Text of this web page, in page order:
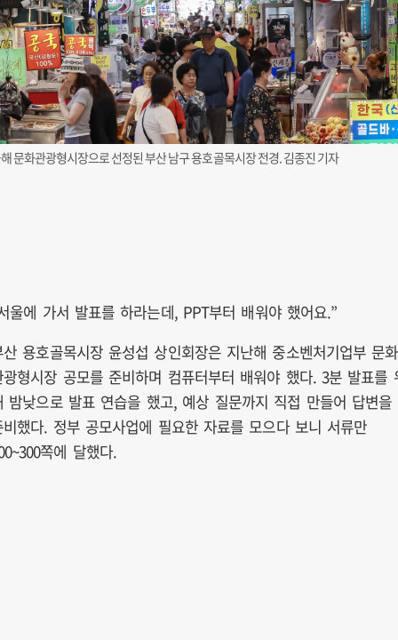
문화관광형시장으로 선정된 부산 남구 용호골목시장 전경. 김종진 기자
울에 가서 발표를 하라는데, PPT부터 배워야 했어요.”
산 용호골목시장 윤성섭 상인회장은 지난해 중소벤처기업부 문화
광형시장 공모를 준비하며 컴퓨터부터 배워야 했다. 3분 발표를
밤낮으로 발표 연습을 했고, 예상 질문까지 직접 만들어 답변을
비했다. 정부 공모사업에 필요한 자료를 모으다 보니 서류만
쪽에 달했다.